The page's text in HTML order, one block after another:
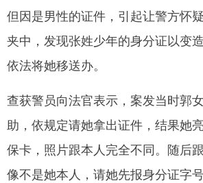
但因是男性的证件，引起让警方怀
夹中，发现张姓少年的身分证以变
依法将她移送办。
查获警员向法官表示，案发当时郭
助，依规定请她拿出证件，结果她
保卡，照片跟本人完全不同。随后
像不是她本人，请她先报身分证字